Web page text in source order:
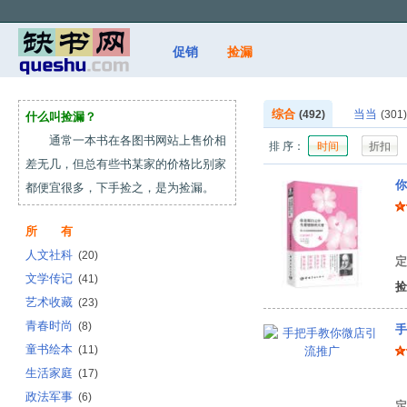
促销 捡漏
什么叫捡漏？
通常一本书在各图书网站上售价相
差无几，但总有些书某家的价格比别家
都便宜很多，下手捡之，是为捡漏。
所 有
人文社科 (20)
文学传记 (41)
艺术收藏 (23)
青春时尚 (8)
童书绘本 (11)
生活家庭 (17)
政法军事 (6)
综合 (492) 当当 (301)
排 序： 时间 折扣